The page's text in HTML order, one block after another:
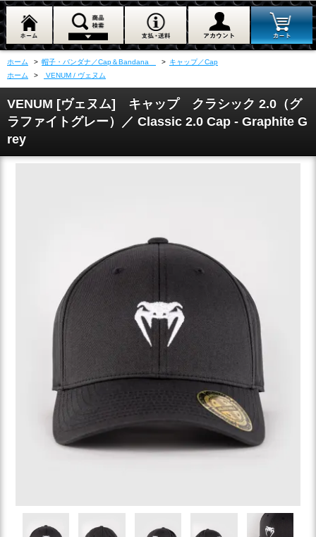
ホーム > 帽子・バンダナ／Cap＆Bandana > キャップ／Cap
ホーム
> VENUM / ヴェヌム
VENUM [ヴェヌム] キャップ クラシック 2.0（グ
ラファイトグレー）／ Classic 2.0 Cap - Graphite G
rey